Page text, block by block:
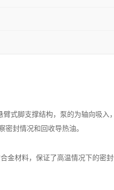
式脚支撑结构，泵的为轴向吸入
封情况和回收导热油。
金材料，保证了高温情况下的密封